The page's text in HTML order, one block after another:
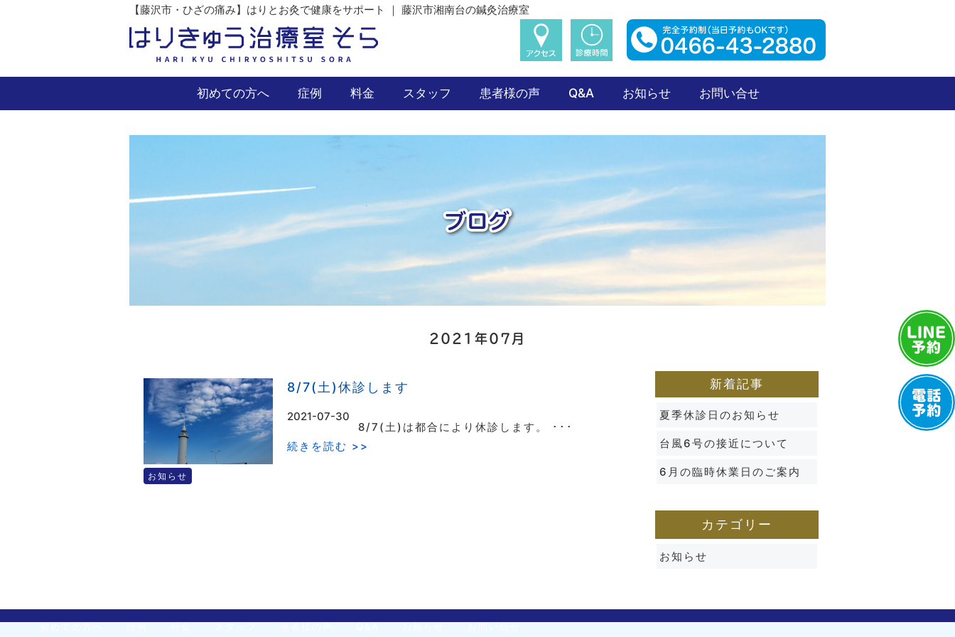
【藤沢市・ひざの痛み】はりとお灸で健康をサポート ｜ 藤沢市湘南台の鍼灸治療室
初めての方へ 症例 料金 スタッフ 患者様の声 Q&A お知らせ お問い合せ
2021年07月
お知らせ
8/7(土)休診します
2021-07-30
8/7(土)は都合により休診します。 ･･･
続きを読む >>
新着記事
夏季休診日のお知らせ
台風6号の接近について
6月の臨時休業日のご案内
カテゴリー
お知らせ